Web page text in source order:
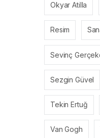
Okyar Atilla
Resim
Sevinç
Sezgin Güvel
Tekin Ertuğ
Van Gogh